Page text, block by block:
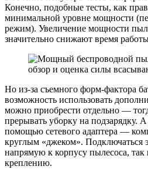
Конечно, подобные тесты, как
минимальной уровне мощности
режим). Увеличение мощности
значительно снижают время
Но из-за съемного форм-фактора
возможность использовать
можно приобрести отдельно —
прерывать уборку на подзарядку.
помощью сетевого адаптера —
круглым «джеком». Подключаться
напрямую к корпусу пылесоса, так
креплению.